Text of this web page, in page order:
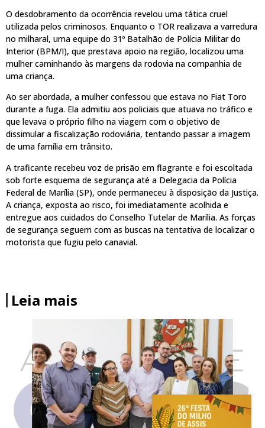
O desdobramento da ocorrência revelou uma tática cruel
utilizada pelos criminosos. Enquanto o TOR realizava a varredura
no milharal, uma equipe do 31º Batalhão de Polícia Militar do
Interior (BPM/I), que prestava apoio na região, localizou uma
mulher caminhando às margens da rodovia na companhia de
uma criança.
Ao ser abordada, a mulher confessou que estava no Fiat Toro
durante a fuga. Ela admitiu aos policiais que atuava no tráfico e
que levava o próprio filho na viagem com o objetivo de
dissimular a fiscalização rodoviária, tentando passar a imagem
de uma família em trânsito.
A traficante recebeu voz de prisão em flagrante e foi escoltada
sob forte esquema de segurança até a Delegacia da Polícia
Federal de Marília (SP), onde permaneceu à disposição da Justiça.
A criança, exposta ao risco, foi imediatamente acolhida e
entregue aos cuidados do Conselho Tutelar de Marília. As forças
de segurança seguem com as buscas na tentativa de localizar o
motorista que fugiu pelo canavial.
Leia mais